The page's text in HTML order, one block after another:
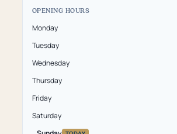
OPENING HOURS
Monday
Tuesday
Wednesday
Thursday
Friday
Saturday